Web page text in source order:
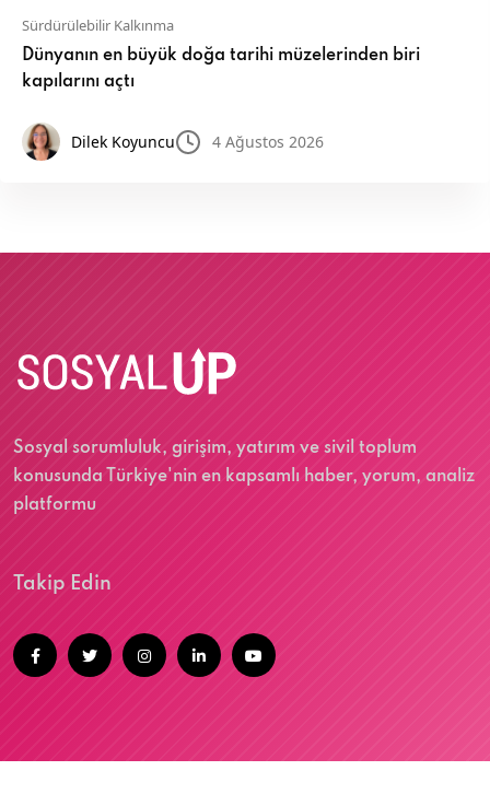
Sürdürülebilir Kalkınma
Dünyanın en büyük doğa tarihi müzelerinden biri
kapılarını açtı
Dilek Koyuncu 4 Ağustos 2026
Sosyal sorumluluk, girişim, yatırım ve sivil toplum
konusunda Türkiye'nin en kapsamlı haber, yorum, analiz
platformu
Takip Edin